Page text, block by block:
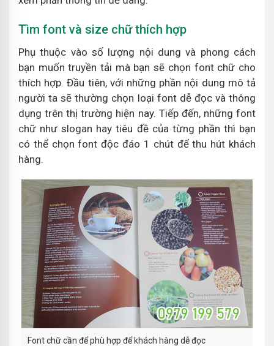
Tìm font và size chữ thích hợp
Phụ thuộc vào số lượng nội dung và phong cách
bạn muốn truyền tải mà bạn sẽ chọn font chữ cho
thích hợp. Đầu tiên, với những phần nội dung mô tả
người ta sẽ thường chọn loại font dễ đọc và thông
dụng trên thị trường hiện nay. Tiếp đến, những font
chữ như slogan hay tiêu đề của từng phần thì bạn
có thể chọn font độc đáo 1 chút để thu hút khách
hàng.
Font chữ cần để phù hợp để khách hàng dễ đọc